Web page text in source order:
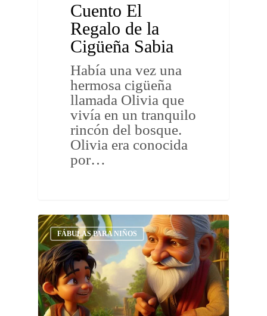
Cuento El
Regalo de la
Cigüeña Sabia
Había una vez una
hermosa cigüeña
llamada Olivia que
vivía en un tranquilo
rincón del bosque.
Olivia era conocida
por…
FÁBULAS PARA NIÑOS